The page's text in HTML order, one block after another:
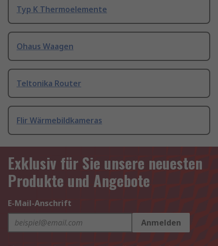
Typ K Thermoelemente
Ohaus Waagen
Teltonika Router
Flir Wärmebildkameras
Exklusiv für Sie unsere neuesten
Produkte und Angebote
E-Mail-Anschrift
Anmelden